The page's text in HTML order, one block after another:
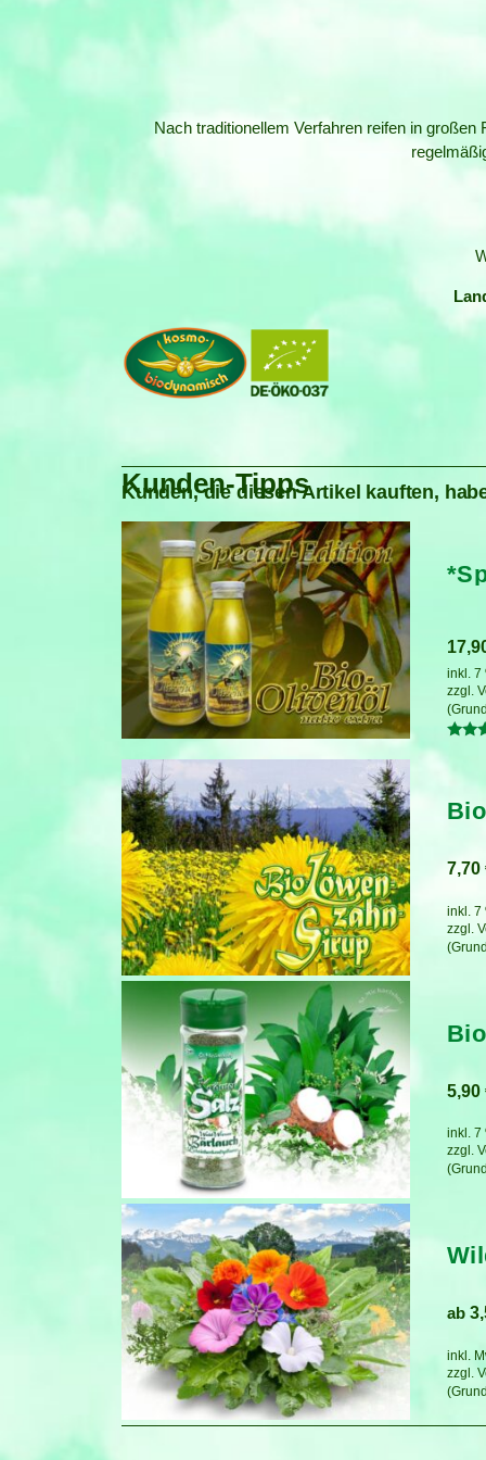
Nach traditionellem Verfahren reifen in
Kunden-Tipps
Kunden, die diesen Artikel kauften,
inkl. 7
zzgl.
7,70
inkl. 7
zzgl.
5,90
inkl. 7
zzgl.
ab
inkl.
zzgl.